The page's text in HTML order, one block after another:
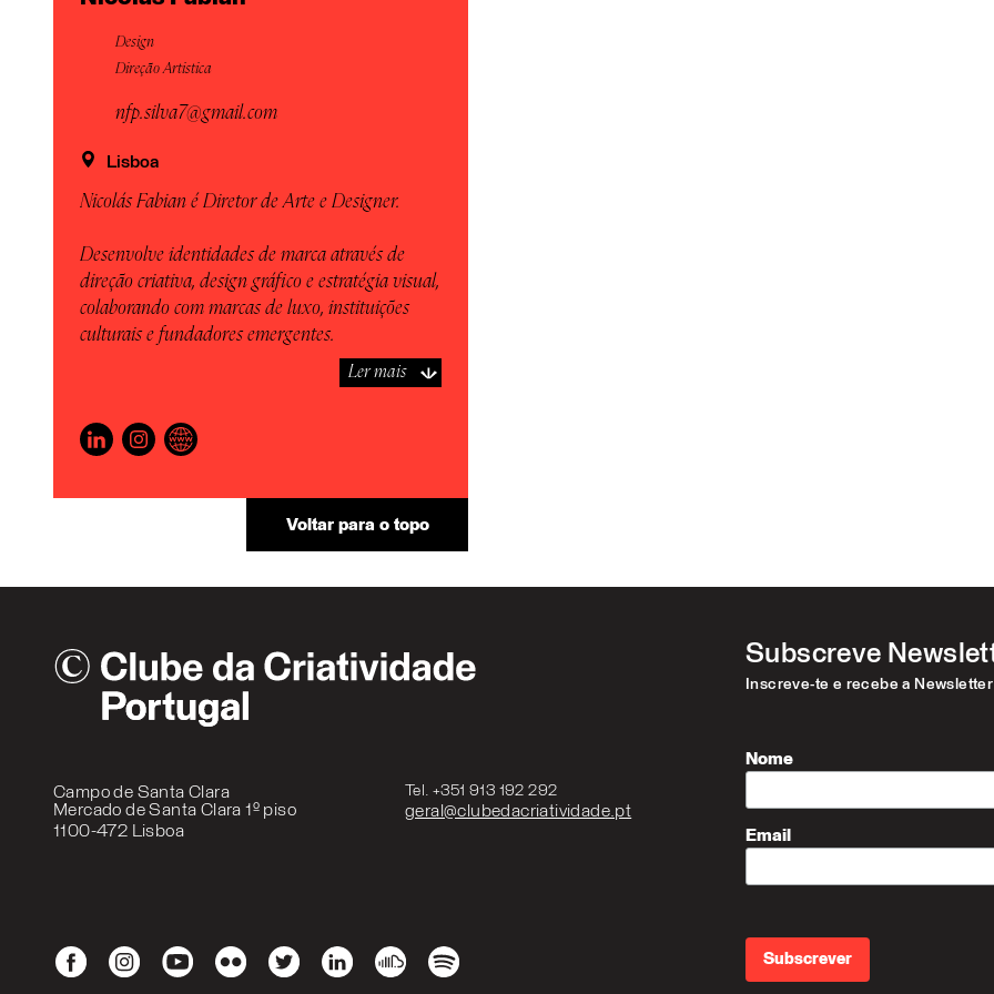
Design
Direção Artistica
nfp.silva7@gmail.com
Lisboa
Nicolás Fabian é Diretor de Arte e Designer.
Desenvolve identidades de marca através de
direção criativa, design gráfico e estratégia visual,
colaborando com marcas de luxo, instituições
culturais e fundadores emergentes.
Ler mais
Voltar para o topo
Campo de Santa Clara
Mercado de Santa Clara 1º piso
1100-472 Lisboa
Tel. +351 913 192 292
geral@clubedacriatividade.pt
Subscreve
Inscreve-te e recebe a Newsletter
Nome
Email